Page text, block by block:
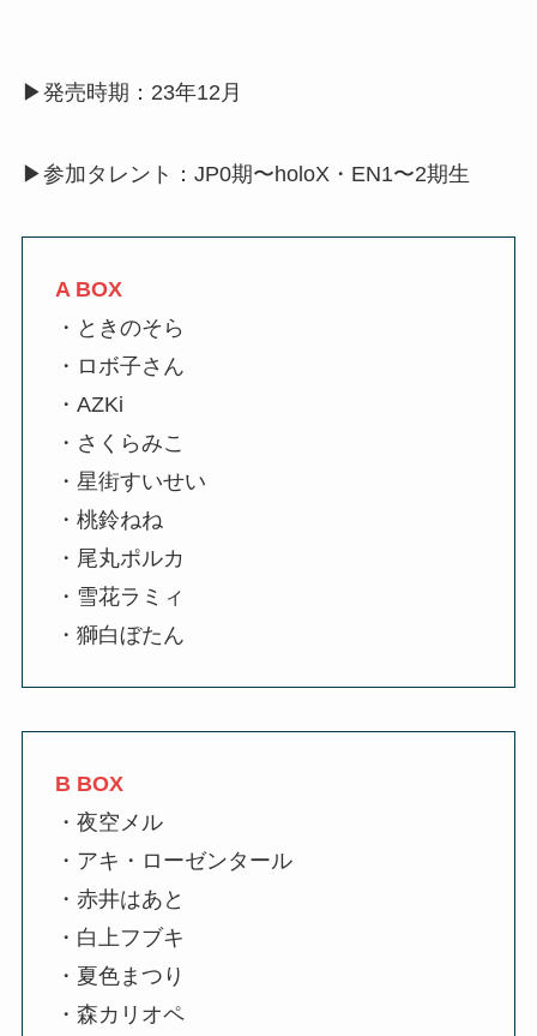
▶︎発売時期：23年12月
▶︎参加タレント：JP0期〜holoX・EN1〜2期生
A BOX
・ときのそら
・ロボ子さん
・AZKi
・さくらみこ
・星街すいせい
・桃鈴ねね
・尾丸ポルカ
・雪花ラミィ
・獅白ぼたん
B BOX
・夜空メル
・アキ・ローゼンタール
・赤井はあと
・白上フブキ
・夏色まつり
・森カリオペ